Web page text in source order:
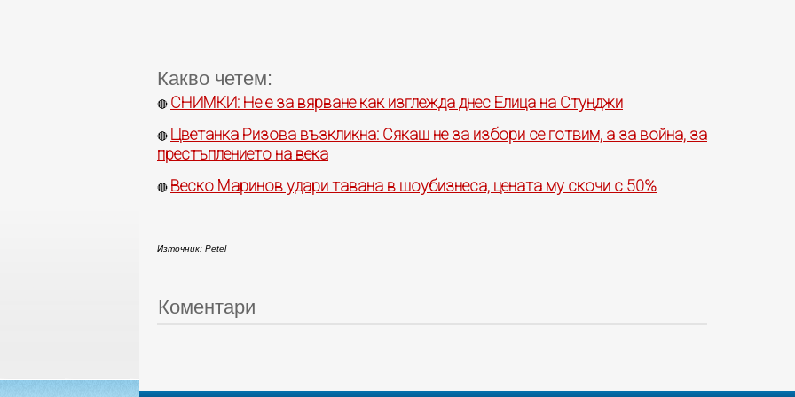
Какво четем:
🔴 СНИМКИ: Не е за вярване как изглежда днес Елица на Стунджи
🔴 Цветанка Ризова възкликна: Сякаш не за избори се готвим, а за война, за
престъплението на века
🔴 Веско Маринов удари тавана в шоубизнеса, цената му скочи с 50%
Източник: Petel
Коментари